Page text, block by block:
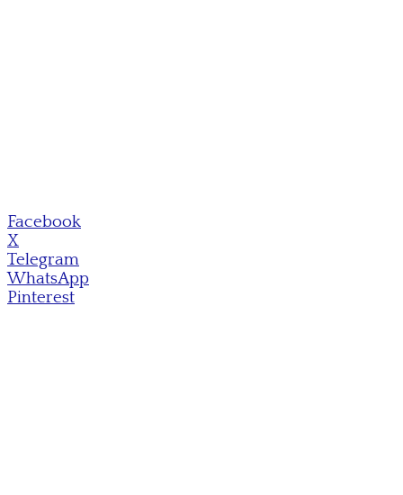
Facebook
X
Telegram
WhatsApp
Pinterest